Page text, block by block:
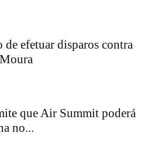
de efetuar disparos contra
que Air Summit poderá
no...